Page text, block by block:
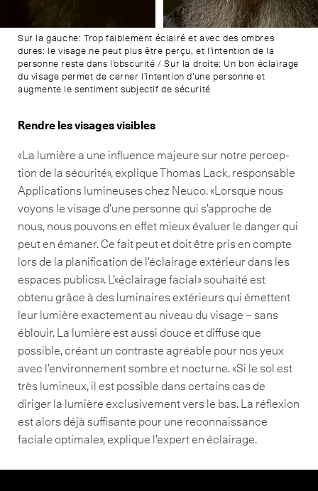
Sur la gauche: Trop faiblement éclairé et avec des ombres
dures: le visage ne peut plus être perçu, et l’intention de la
personne reste dans l’obscurité / Sur la droite: Un bon éclairage
du visage permet de cerner l’intention d’une personne et
augmente le sentiment subjectif de sécurité
Rendre les visages visibles
«La lumière a une influence majeure sur notre percep­-
tion de la sécurité», explique Thomas Lack, responsable
Applications lumineuses chez Neuco. «Lorsque nous
voyons le visage d’une personne qui s’approche de
nous, nous pouvons en effet mieux évaluer le danger qui
peut en émaner. Ce fait peut et doit être pris en compte
lors de la planification de l’éclairage extérieur dans les
espaces publics». L’«éclairage facial» souhaité est
obtenu grâce à des luminaires extérieurs qui émettent
leur lu­mière exactement au niveau du visage – sans
éblouir. La lumière est aussi douce et diffuse que
possible, créant un contraste agréable pour nos yeux
avec l’environnement sombre et nocturne. «Si le sol est
très lumineux, il est possible dans certains cas de
diriger la lumière exclusivement vers le bas. La réflexion
est alors déjà suffisante pour une reconnaissance
faciale optimale», explique l’expert en éclairage.